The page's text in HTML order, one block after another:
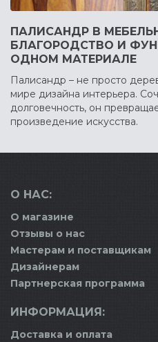
ПАЛИСАНДР В
БЛАГОРОДСТВО И
ОДНОМ МАТЕРИАЛЕ
Палисандр – не просто
мире дизайна интерьера.
долговечность, он
произведение искусства.
О НАС:
О магазине
Отзывы о нас
Мастерам и поставщикам
Дизайнерам
Партнерская программа
ИНФОРМАЦИЯ:
Доставка и оплата